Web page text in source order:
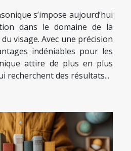
s’impose aujourd’hui
dans le domaine de la
visage. Avec une précision
indéniables pour les
attire de plus en plus
recherchent des résultats...